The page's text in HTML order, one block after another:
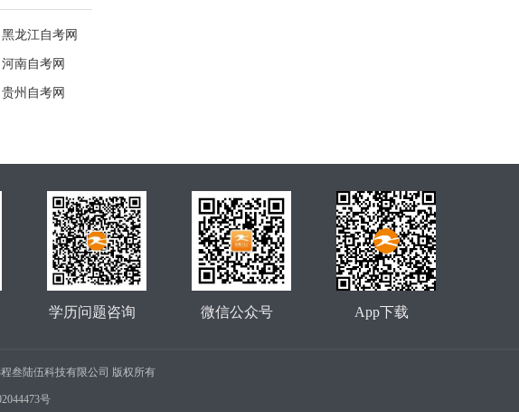
黑龙江自考网
河南自考网
贵州自考网
App下载
微信公众号
学历问题咨询
叁陆伍科技有限公司 版权所有
号